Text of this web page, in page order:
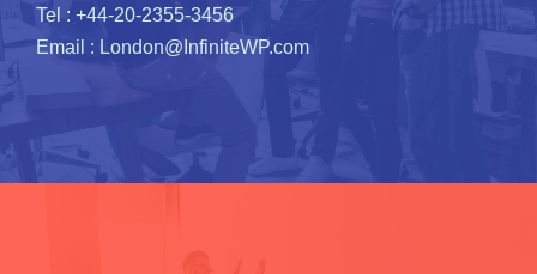
Tel : +44-20-2355-3456
Email : London@InfiniteWP.com